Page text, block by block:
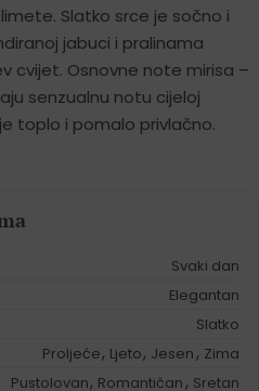
Slatko srce je sočno i
jabuci i pralinama
cvijet. Osnovne note mirisa –
senzualnu notu cijeloj
toplo i pomalo privlačno.
Svaki dan
Elegantan
Slatko
Proljeće, Ljeto, Jesen , Zima
Pustolovan, Romantičan , Sretan